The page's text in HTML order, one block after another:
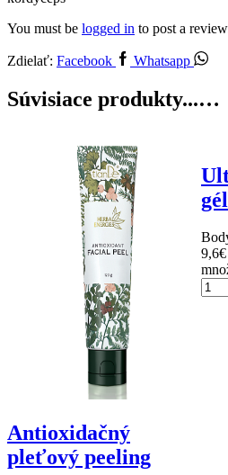
You must be logged in to post a
Zdielať: Facebook Whatsapp
Súvisiace produkty...…
Antioxidačný
pleťový peeling
gél
9,6€